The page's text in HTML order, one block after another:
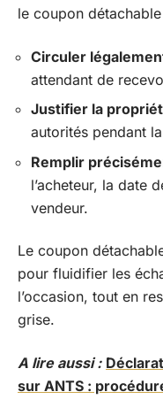
le coupon
Circuler
attendant de
Justifier la
autorités pendant
Remplir
l’acheteur, la date
vendeur.
Le coupon
pour fluidifier les
l’occasion, tout en
grise.
A lire aussi :
sur ANTS :